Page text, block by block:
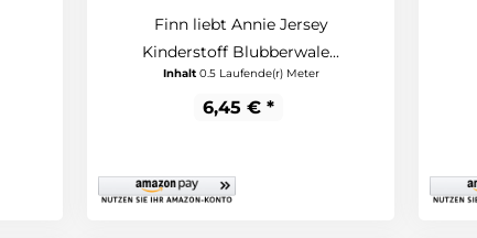
Finn liebt Annie Jersey
Kinderstoff Blubberwale...
Inhalt 0.5 Laufende(r) Meter
6,45 € *